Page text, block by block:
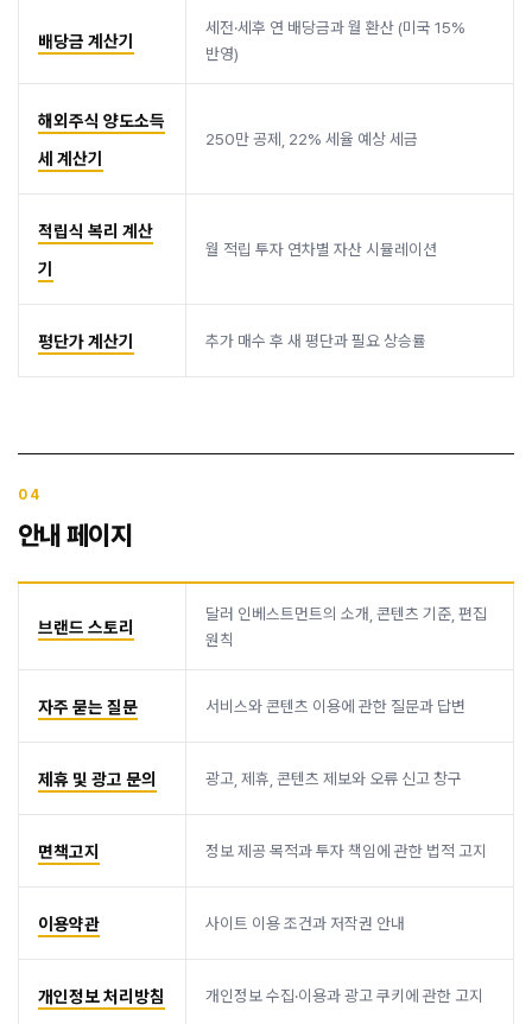
배당금 계산기
세전·세후 연 배당금과 월 환산 (미국 15%
반영)
해외주식 양도소득
세 계산기
250만 공제, 22% 세율 예상 세금
적립식 복리 계산
기
월 적립 투자 연차별 자산 시뮬레이션
평단가 계산기 추가 매수 후 새 평단과 필요 상승률
04
안내 페이지
브랜드 스토리
달러 인베스트먼트의 소개, 콘텐츠 기준, 편집
원칙
자주 묻는 질문 서비스와 콘텐츠 이용에 관한 질문과 답변
제휴 및 광고 문의 광고, 제휴, 콘텐츠 제보와 오류 신고 창구
면책고지 정보 제공 목적과 투자 책임에 관한 법적 고지
이용약관 사이트 이용 조건과 저작권 안내
개인정보 처리방침 개인정보 수집·이용과 광고 쿠키에 관한 고지